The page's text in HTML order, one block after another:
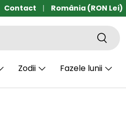
gratuit de la 190 lei
Contact Țară/Regiune
România (RON Lei)
Căutare
Zodii Fazele lunii